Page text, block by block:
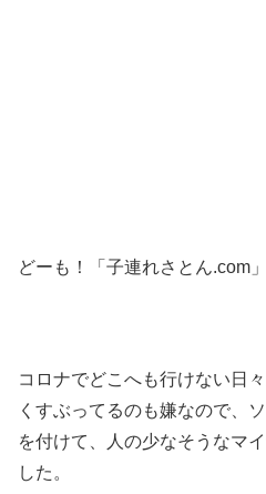
どーも！「子連れさとん.com
コロナでどこへも行けない日
くすぶってるのも嫌なので、
を付けて、人の少なそうなマ
した。